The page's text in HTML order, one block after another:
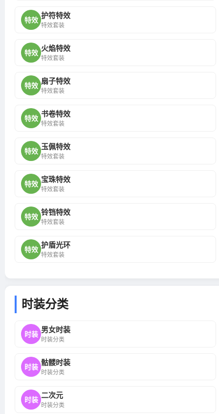
特效 护符特效
特效套装
特效 火焰特效
特效套装
特效 扇子特效
特效套装
特效 书卷特效
特效套装
特效 玉佩特效
特效套装
特效 宝珠特效
特效套装
特效 铃铛特效
特效套装
特效 护盾光环
特效套装
时装分类
时装 男女时装
时装分类
时装 骷髅时装
时装分类
时装 二次元
时装分类